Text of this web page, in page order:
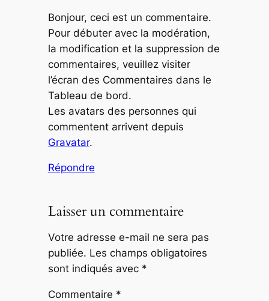
Bonjour, ceci est un commentaire.
Pour débuter avec la modération,
la modification et la suppression de
commentaires, veuillez visiter
l’écran des Commentaires dans le
Tableau de bord.
Les avatars des personnes qui
commentent arrivent depuis
Gravatar.
Répondre
Laisser un commentaire
Votre adresse e-mail ne sera pas
publiée. Les champs obligatoires
sont indiqués avec *
Commentaire *